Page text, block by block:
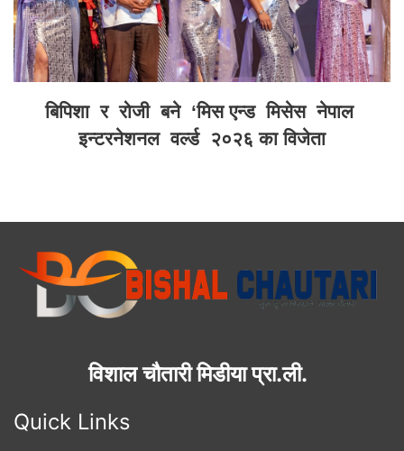
बिपिशा र रोजी बने ‘मिस एन्ड मिसेस नेपाल
इन्टरनेशनल वर्ल्ड २०२६ का विजेता
विशाल चौतारी मिडीया प्रा.ली.
Quick Links